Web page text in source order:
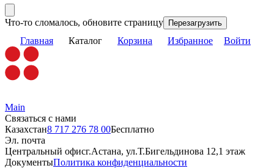
Что-то сломалось, обновите страницу Перезагрузить
Главная Каталог Корзина Избранное Войти
Main
Связаться с нами
Казахстан8 717 276 78 00Бесплатно
Эл. почта
Центральный офисг.Астана, ул.Т.Бигельдинова 12,1 этаж
ДокументыПолитика конфиденциальности